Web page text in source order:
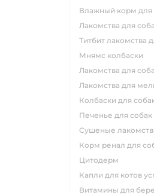
влажный корм
лакомства для
титбит лакомства
мнямс колбаски
лакомства для
лакомства для
колбаски для
печенье для собак
сушеные
корм ренал для
цитодерм
капли для котов
витамины для